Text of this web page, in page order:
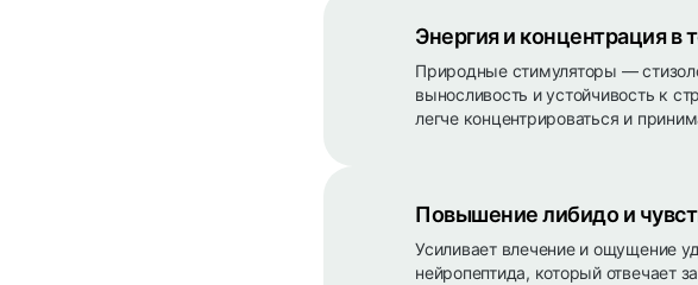
Энергия и концентрация в
Природные стимуляторы —
выносливость и устойчивость к
легче концентрироваться и
Повышение либидо и
Усиливает влечение и ощущение
нейропептида, который отвечает